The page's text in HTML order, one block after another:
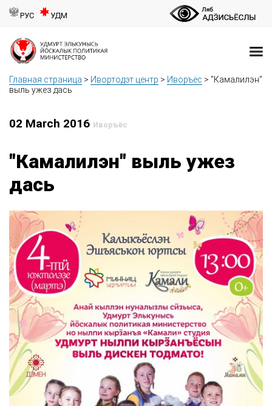
РУС УДМ
Главная страница > Ивортодэт центр > Иворъёс > "Камалилэн"
выль ужез дась
02 March 2016 Иворъёс
"Камалилэн" выль ужез
дась